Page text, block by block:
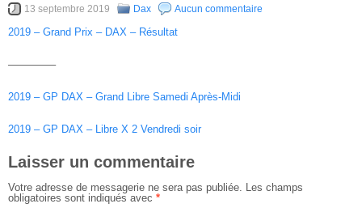
13 septembre 2019 Dax Aucun commentaire
2019 – Grand Prix – DAX – Résultat
————–
2019 – GP DAX – Grand Libre Samedi Après-Midi
2019 – GP DAX – Libre X 2 Vendredi soir
Laisser un commentaire
Votre adresse de messagerie ne sera pas publiée. Les champs
obligatoires sont indiqués avec *